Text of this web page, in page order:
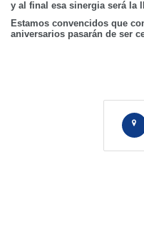
y al final esa sinergia será la
Estamos convencidos que
aniversarios pasarán de ser